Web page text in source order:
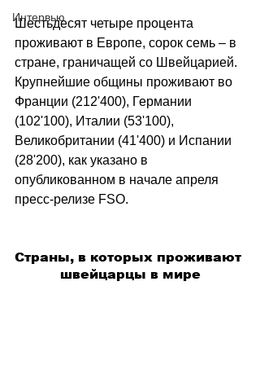
Интервью
Шестьдесят четыре процента
проживают в Европе, сорок семь – в
стране, граничащей со Швейцарией.
Крупнейшие общины проживают во
Франции (212'400), Германии
(102'100), Италии (53'100),
Великобритании (41'400) и Испании
(28'200), как указано в
опубликованном в начале апреля
пресс-релизе FSO.
Страны, в которых проживают
швейцарцы в мире